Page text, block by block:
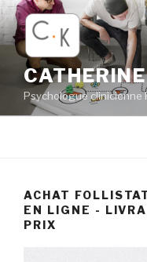
Aller
au
contenu
principal
Psychologue
ACHAT
EN LIGNE -
PRIX